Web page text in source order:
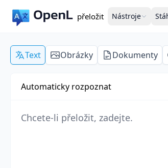
přeložit Nástroje
Text Obrázky Dokumenty
Automaticky rozpoznat